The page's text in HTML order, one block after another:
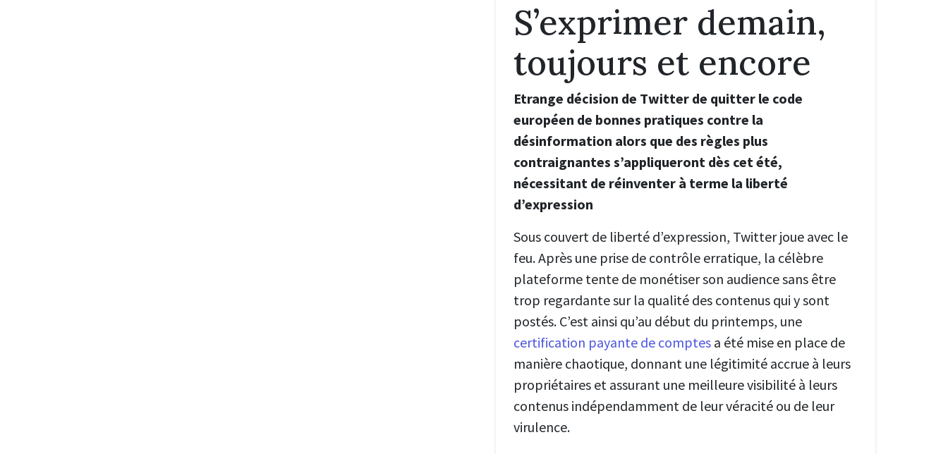
S’exprimer demain,
toujours et encore
Etrange décision de Twitter de quitter le code
européen de bonnes pratiques contre la
désinformation alors que des règles plus
contraignantes s’appliqueront dès cet été,
nécessitant de réinventer à terme la liberté
d’expression
Sous couvert de liberté d’expression, Twitter joue avec le
feu. Après une prise de contrôle erratique, la célèbre
plateforme tente de monétiser son audience sans être
trop regardante sur la qualité des contenus qui y sont
postés. C’est ainsi qu’au début du printemps, une
certification payante de comptes a été mise en place de
manière chaotique, donnant une légitimité accrue à leurs
propriétaires et assurant une meilleure visibilité à leurs
contenus indépendamment de leur véracité ou de leur
virulence.